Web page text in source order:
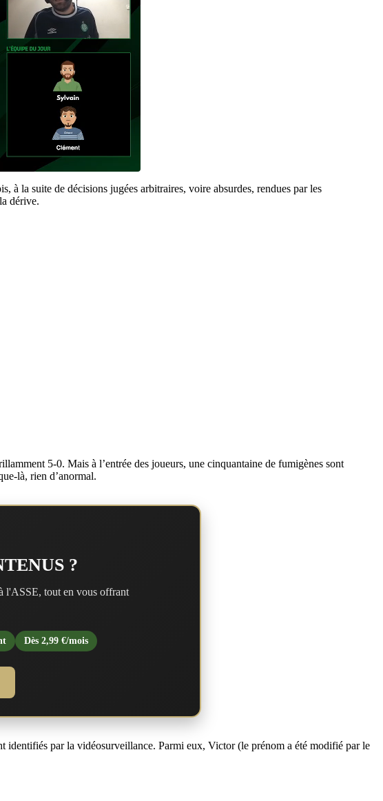
à la suite de décisions jugées arbitraires, voire absurdes, rendues par les
dérive.
5-0. Mais à l’entrée des joueurs, une cinquantaine de fumigènes sont
là, rien d’anormal.
?
l'ASSE, tout en vous offrant
Dès 2,99 €/mois
identifiés par la vidéosurveillance. Parmi eux, Victor (le prénom a été modifié par le